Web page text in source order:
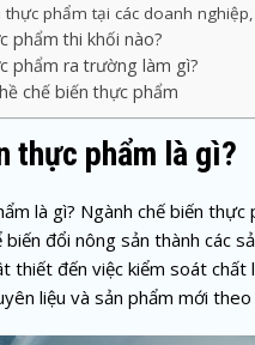
thực phẩm tại các doanh
phẩm thi khối nào?
phẩm ra trường làm gì?
chế biến thực phẩm
thực phẩm là gì?
là gì? Ngành chế biến
biến đổi nông sản thành các
thiết đến việc kiểm soát
liệu và sản phẩm mới